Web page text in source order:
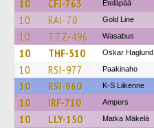
10 CFJ-763 Eteläpää
10 RAI-70 Gold Line
10 TTZ-496 Wasabus
10 THF-510 Oskar Haglund
10 RSI-977 Paakinaho
10 RSI-960 K-S Liikenne
10 IRF-710 Ampers
10 LLY-150 Matka Mäkelä